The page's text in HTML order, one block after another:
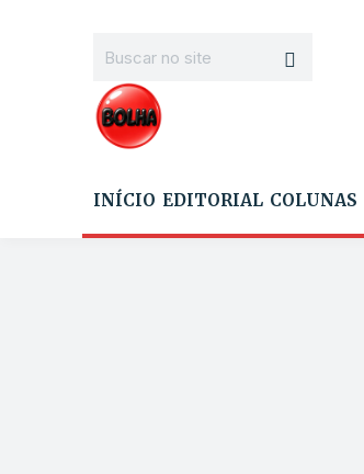
INÍCIO EDITORIAL COLUNAS